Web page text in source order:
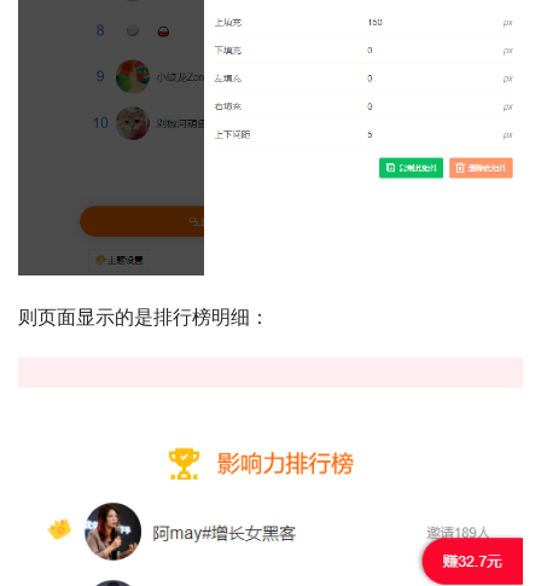
则页面显示的是排行榜明细：